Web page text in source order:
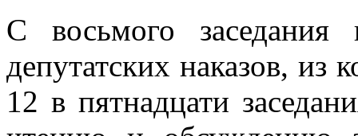
С восьмого заседания
депутатских наказов, из
12 в пятнадцати